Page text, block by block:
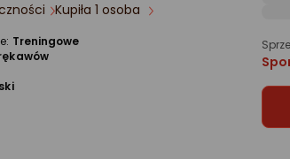
Kupiła 1 osoba
Treningowe